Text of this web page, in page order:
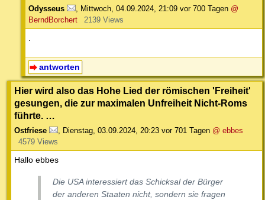
Odysseus Mittwoch, 04.09.2024, 21:09 vor 700 Tagen @
BerndBorchert
2139 Views
antworten
Hier wird also das Hohe Lied der römischen 'Freiheit'
gesungen, die zur maximalen Unfreiheit Nicht-Roms
führte. …
Ostfriese Dienstag, 03.09.2024, 20:23 vor 701 Tagen @ ebbes
4579 Views
Hallo ebbes
Die USA interessiert das Schicksal der Bürger
der anderen Staaten nicht, sondern sie fragen